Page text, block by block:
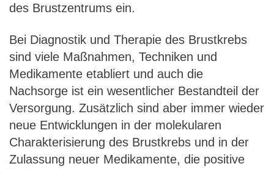
des Brustzentrums ein.
Bei Diagnostik und Therapie des Brustkrebs
sind viele Maßnahmen, Techniken und
Medikamente etabliert und auch die
Nachsorge ist ein wesentlicher Bestandteil der
Versorgung. Zusätzlich sind aber immer wieder
neue Entwicklungen in der molekularen
Charakterisierung des Brustkrebs und in der
Zulassung neuer Medikamente, die positive